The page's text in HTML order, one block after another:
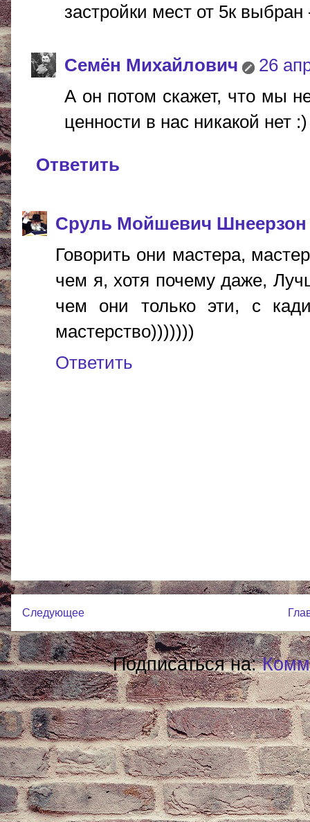
застройки мест от 5к выбран
Cемён Михайлович
26
А он потом скажет, что мы
ценности в нас никакой нет :)
Ответить
Сруль Мойшевич Шнеерзон
Говорить они мастера,
чем я, хотя почему даже,
чем они только эти, с
мастерство)))))))
Ответить
Следующее
Подписаться на: